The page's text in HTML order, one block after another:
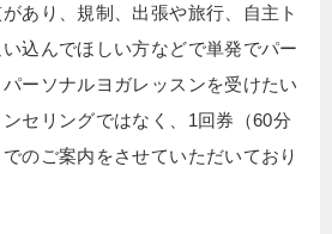
あり、規制、出張や旅行、自主ト
込んでほしい方などで単発でパー
ーソナルヨガレッスンを受けたい
セリングではなく、1回券（60分
のご案内をさせていただいており